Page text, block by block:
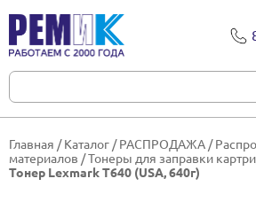
Главная /Каталог /РАСПРОДАЖА /
материалов /Тонеры для заправки
Тонер Lexmark T640 (USA, 640г)